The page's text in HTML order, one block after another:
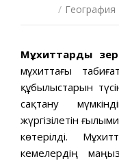
/ География
Мұхиттарды
мұхиттағы
құбылыстарын
сақтану
жүргізілетін
көтерілді.
кемелердің